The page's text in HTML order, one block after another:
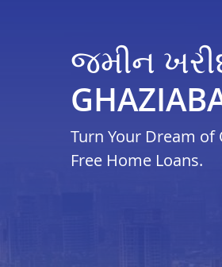
જમીન
Turn Your Dream of
Free Home Loans.